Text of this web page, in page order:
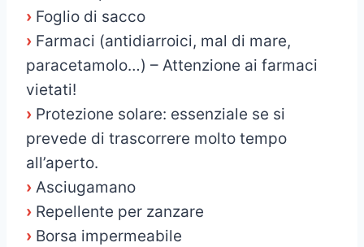
› Foglio di sacco
› Farmaci (antidiarroici, mal di mare,
paracetamolo…) – Attenzione ai farmaci
vietati!
› Protezione solare: essenziale se si
prevede di trascorrere molto tempo
all’aperto.
› Asciugamano
› Repellente per zanzare
› Borsa impermeabile